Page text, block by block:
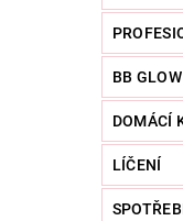
BB
DOMÁCÍ
LÍČENÍ